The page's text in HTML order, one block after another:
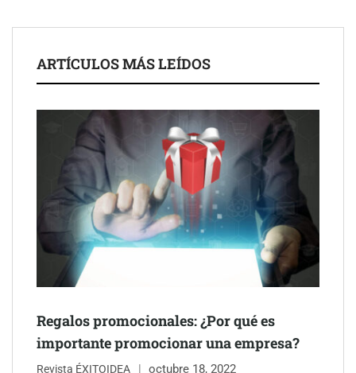
Schaeffler mejora su rentabilidad en el primer semestre de 2026
NOVA: innovación y diseño que transforman espacios de la
mano de Tormo Franquicias
ARTÍCULOS MÁS LEÍDOS
Regalos promocionales: ¿Por qué es
importante promocionar una empresa?
Revista ÉXITOIDEA octubre 18, 2022